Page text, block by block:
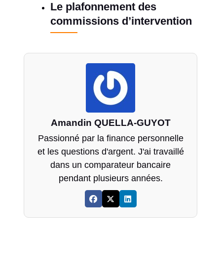
Le plafonnement des
commissions d’intervention
Amandin QUELLA-GUYOT
Passionné par la finance personnelle
et les questions d'argent. J'ai travaillé
dans un comparateur bancaire
pendant plusieurs années.